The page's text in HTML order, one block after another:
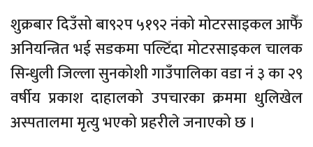
शुक्रबार दिउँसो बा९२प ५१९२ नंको मोटरसाइकल आफैँ
अनियन्त्रित भई सडकमा पल्टिँदा मोटरसाइकल चालक
सिन्धुली जिल्ला सुनकोशी गाउँपालिका वडा नं ३ का २९
वर्षीय प्रकाश दाहालको उपचारका क्रममा धुलिखेल
अस्पतालमा मृत्यु भएको प्रहरीले जनाएको छ ।